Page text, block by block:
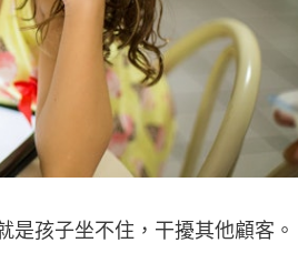
是孩子坐不住，干擾其他顧客。